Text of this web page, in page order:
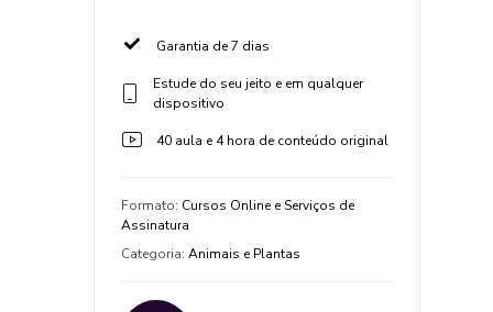
Garantia de 7 dias
Estude do seu jeito e em qualquer
dispositivo
40 aula e 4 hora de conteúdo original
Formato: Cursos Online e Serviços de
Assinatura
Categoria: Animais e Plantas